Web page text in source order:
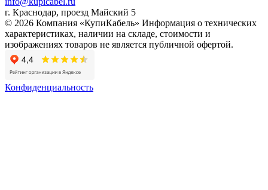
г. Краснодар, проезд Майский 5
© 2026 Компания «КупиКабель» Информация о технических
характеристиках, наличии на складе, стоимости и
изображениях товаров не является публичной офертой.
Конфиденциальность